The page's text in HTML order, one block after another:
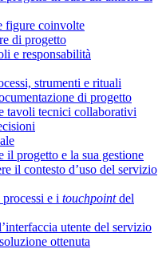
figure coinvolte
di progetto
e responsabilità
strumenti e rituali
di progetto
tavoli tecnici collaborativi
il progetto e la sua gestione
il contesto d’uso del servizio
e i touchpointdel
utente del servizio
ottenuta